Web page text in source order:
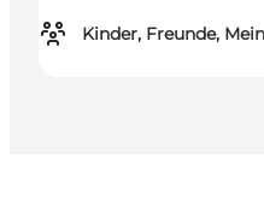
Kinder, Freunde,